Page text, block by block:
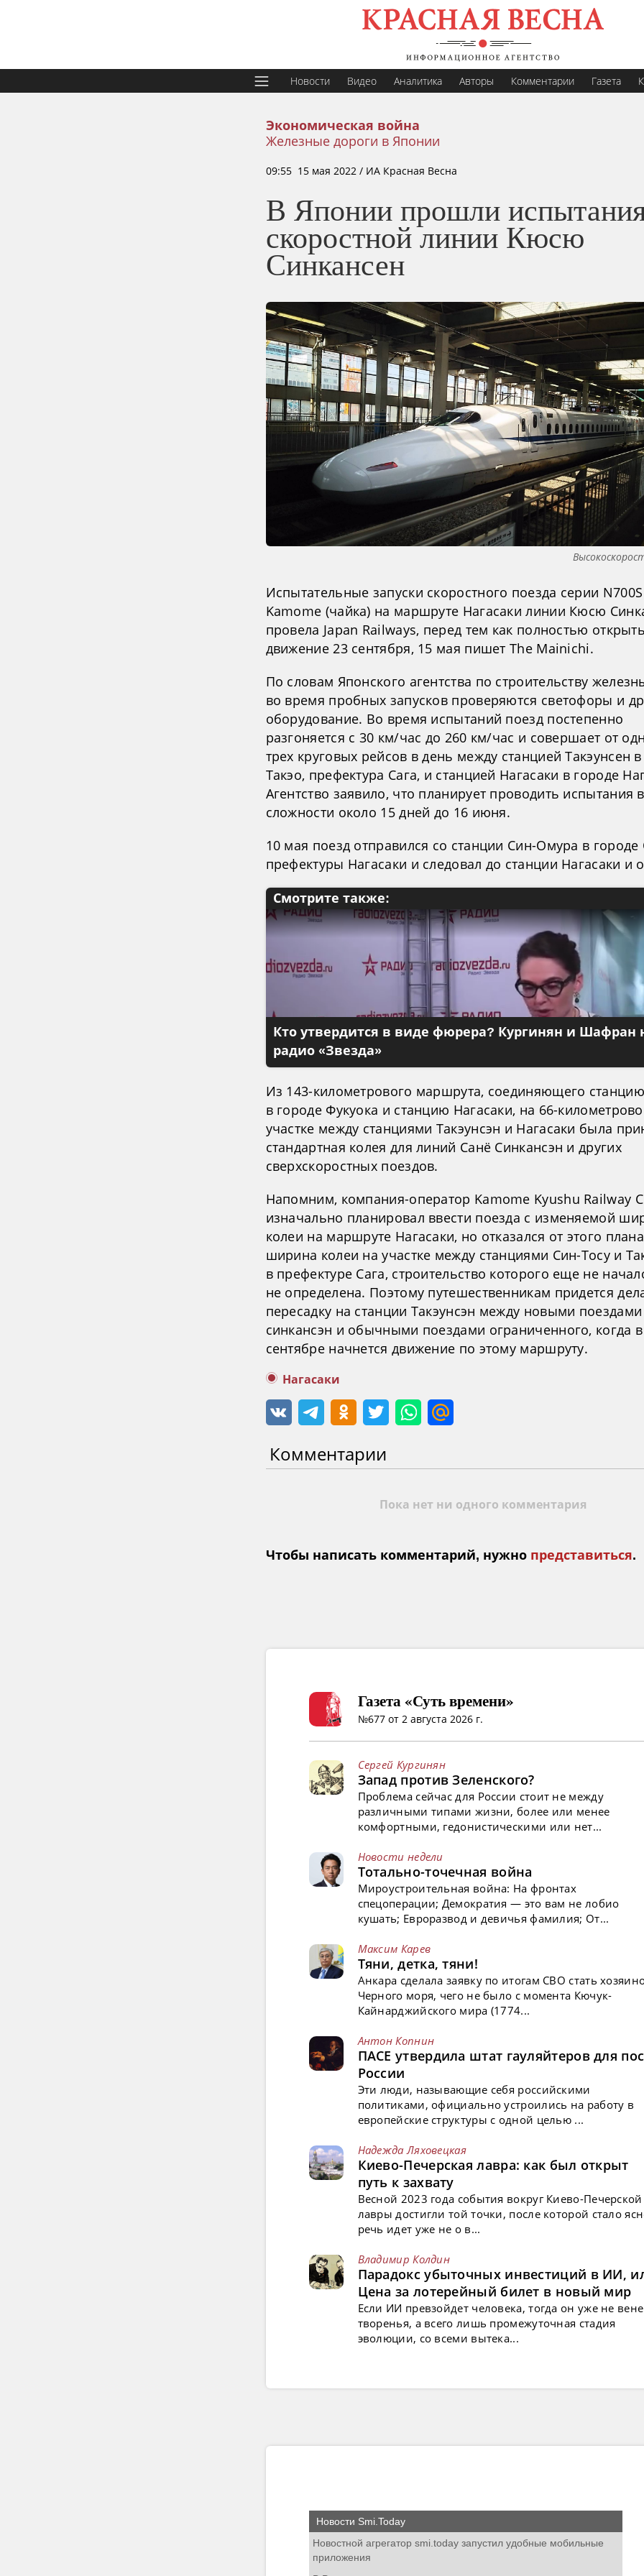
Новости Видео Аналитика Авторы Комментарии Газета
Экономическая война
Железные дороги в Японии
09:55 15 мая 2022 / ИА Красная Весна
В Японии прошли
скоростной линии Кюсю
Синкансен
Испытательные запуски скоростного поезда серии N700S
Kamome (чайка) на маршруте Нагасаки линии Кюсю
провела Japan Railways, перед тем как полностью
движение 23 сентября, 15 мая пишет The Mainichi.
По словам Японского агентства по строительству
во время пробных запусков проверяются светофоры и
оборудование. Во время испытаний поезд постепенно
разгоняется с 30 км/час до 260 км/час и совершает от
трех круговых рейсов в день между станцией Такэунсен
Такэо, префектура Сага, и станцией Нагасаки в городе
Агентство заявило, что планирует проводить испытания
сложности около 15 дней до 16 июня.
10 мая поезд отправился со станции Син-Омура в
префектуры Нагасаки и следовал до станции Нагасаки и
Смотрите также:
Кто утвердится в виде фюрера? Кургинян и Шафран
радио «Звезда»
Из 143-километрового маршрута, соединяющего
в городе Фукуока и станцию Нагасаки, на 66-
участке между станциями Такэунсэн и Нагасаки была
стандартная колея для линий Санё Синкансэн и других
сверхскоростных поездов.
Напомним, компания-оператор Kamome Kyushu Railway
изначально планировал ввести поезда с изменяемой
колеи на маршруте Нагасаки, но отказался от этого
ширина колеи на участке между станциями Син-Тосу и
в префектуре Сага, строительство которого еще не
не определена. Поэтому путешественникам придется
пересадку на станции Такэунсэн между новыми поездами
синкансэн и обычными поездами ограниченного, когда в
сентябре начнется движение по этому маршруту.
Нагасаки
Комментарии
Пока нет ни одного комментария
Чтобы написать комментарий, нужно представиться.
Газета «Суть времени»
№677 от 2 августа 2026 г.
Сергей Кургинян
Запад против Зеленского?
Проблема сейчас для России стоит не между
различными типами жизни, более или менее
комфортными, гедонистическими или нет...
Новости недели
Тотально-точечная война
Мироустроительная война: На фронтах
спецоперации; Демократия — это вам не лобио
кушать; Евроразвод и девичья фамилия; От...
Максим Карев
Тяни, детка, тяни!
Анкара сделала заявку по итогам СВО стать
Черного моря, чего не было с момента Кючук-
Кайнарджийского мира (1774...
Антон Копнин
ПАСЕ утвердила штат гауляйтеров для
России
Эти люди, называющие себя российскими
политиками, официально устроились на работу в
европейские структуры с одной целью ...
Надежда Ляховецкая
Киево-Печерская лавра: как был открыт
путь к захвату
Весной 2023 года события вокруг Киево-Печерской
лавры достигли той точки, после которой стало
речь идет уже не о в...
Владимир Колдин
Парадокс убыточных инвестиций в ИИ,
Цена за лотерейный билет в новый мир
Если ИИ превзойдет человека, тогда он уже не
творенья, а всего лишь промежуточная стадия
эволюции, со всеми вытека...